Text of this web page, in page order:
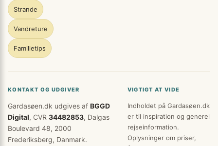
Strande
Vandreture
Familietips
KONTAKT OG UDGIVER
Gardasøen.dk udgives af BGGD
Digital, CVR 34482853, Dalgas
Boulevard 48, 2000
Frederiksberg, Danmark.
VIGTIGT AT VIDE
Indholdet på Gardasøen.dk
er til inspiration og generel
rejseinformation.
Oplysninger om priser,